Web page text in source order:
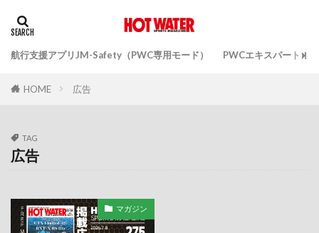
航行支援アプリJM-Safety（PWC専用モード） PWCエキスパートガ
マリンスポーツ財団
マリンドローン
マリンフェスタin小樽
マリンボックス100
ライディングウェア
HOME 広告
TAG
広告
マガジン